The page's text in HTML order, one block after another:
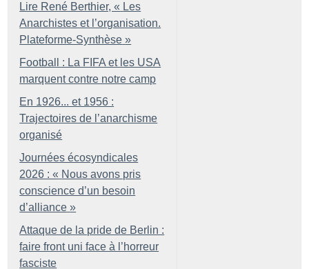
Lire René Berthier, « Les
Anarchistes et l’organisation.
Plateforme-Synthèse »
Football : La FIFA et les USA
marquent contre notre camp
En 1926... et 1956 :
Trajectoires de l’anarchisme
organisé
Journées écosyndicales
2026 : « Nous avons pris
conscience d’un besoin
d’alliance »
Attaque de la pride de Berlin :
faire front uni face à l’horreur
fasciste